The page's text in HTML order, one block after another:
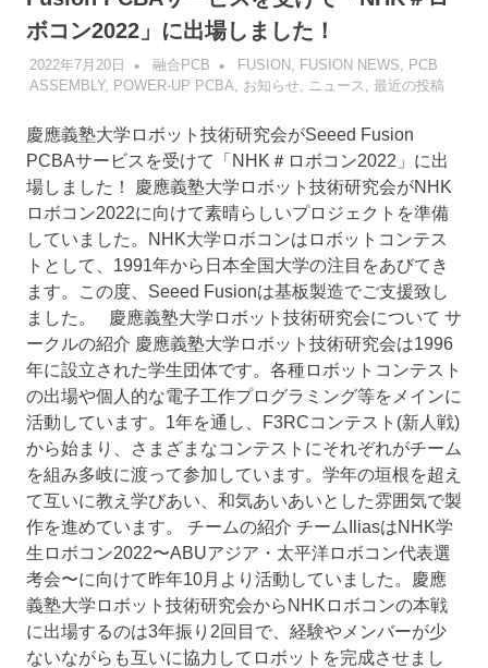
ボコン2022」に出場しました！
2022年7月20日 融合PCB FUSION, FUSION NEWS
PCB
ASSEMBLY, POWER-UP PCBA お知らせ, ニュース 最近の投稿
慶應義塾大学ロボット技術研究会がSeeed Fusion
PCBAサービスを受けて「NHK＃ロボコン2022」に出
場しました！ 慶應義塾大学ロボット技術研究会がNHK
ロボコン2022に向けて素晴らしいプロジェクトを準備
していました。NHK大学ロボコンはロボットコンテス
トとして、1991年から日本全国大学の注目をあびてき
ます。この度、Seeed Fusionは基板製造でご支援致し
ました。 慶應義塾大学ロボット技術研究会について サ
ークルの紹介 慶應義塾大学ロボット技術研究会は1996
年に設立された学生団体です。各種ロボットコンテスト
の出場や個人的な電子工作プログラミング等をメインに
活動しています。1年を通し、F3RCコンテスト(新人戦)
から始まり、さまざまなコンテストにそれぞれがチーム
を組み多岐に渡って参加しています。学年の垣根を超え
て互いに教え学びあい、和気あいあいとした雰囲気で製
作を進めています。 チームの紹介 チームIliasはNHK学
生ロボコン2022〜ABUアジア・太平洋ロボコン代表選
考会〜に向けて昨年10月より活動していました。慶應
義塾大学ロボット技術研究会からNHKロボコンの本戦
に出場するのは3年振り2回目で、経験やメンバーが少
ないながらも互いに協力してロボットを完成させまし